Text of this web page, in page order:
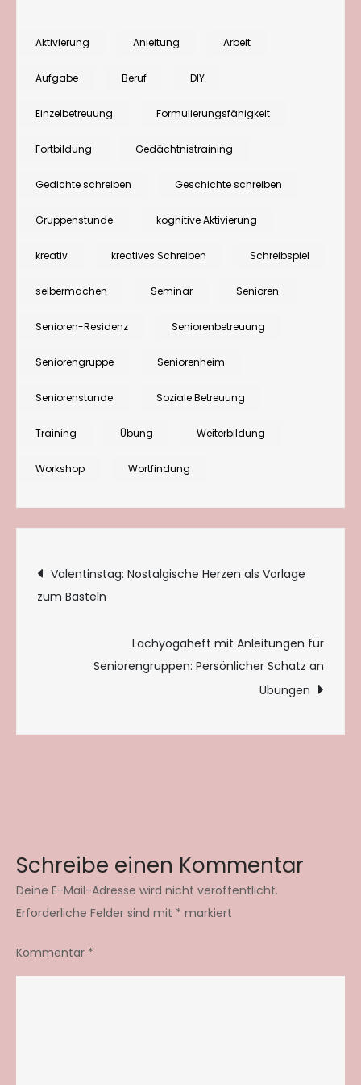
„Kreatives
mit
März
Aktivierung Anleitung Arbeit
Aufgabe Beruf DIY
Einzelbetreuung Formulierungsfähigkeit
Fortbildung Gedächtnistraining
Gedichte schreiben Geschichte schreiben
Gruppenstunde kognitive Aktivierung
kreativ kreatives Schreiben Schreibspiel
selbermachen Seminar Senioren
Senioren-Residenz Seniorenbetreuung
Seniorengruppe Seniorenheim
Seniorenstunde Soziale Betreuung
Training Übung Weiterbildung
Workshop Wortfindung
Beitragsnavigation
Valentinstag: Nostalgische Herzen als Vorlage
zum Basteln
Lachyogaheft mit Anleitungen für
Seniorengruppen: Persönlicher Schatz an
Übungen
Schreibe einen Kommentar
Deine E-Mail-Adresse wird nicht veröffentlicht.
Erforderliche Felder sind mit * markiert
Kommentar *